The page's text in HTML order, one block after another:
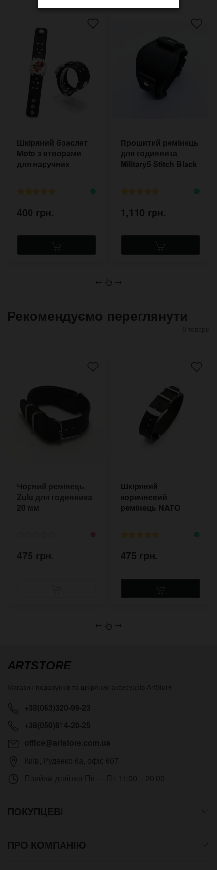
Шкіряний браслет
Moto з отворами
для наручних
400 грн.
Прошитий ремінець
для годинника
Military5 Stitch Black
1,110 грн.
← →
Рекомендуємо переглянути
Чорний ремінець
Zulu для годинника
20 мм
475 грн.
Шкіряний
коричневий
ремінець NATO
475 грн.
← →
ARTSTORE
ПОКУПЦЕВІ
ПРО КОМПАНІЮ